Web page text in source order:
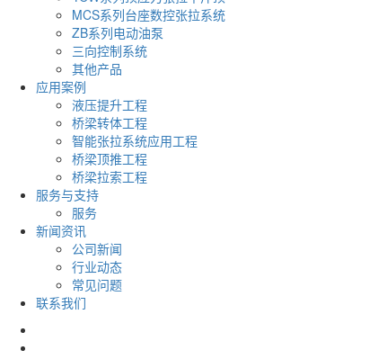
MCS系列台座数控张拉系统
ZB系列电动油泵
三向控制系统
其他产品
应用案例
液压提升工程
桥梁转体工程
智能张拉系统应用工程
桥梁顶推工程
桥梁拉索工程
服务与支持
服务
新闻资讯
公司新闻
行业动态
常见问题
联系我们